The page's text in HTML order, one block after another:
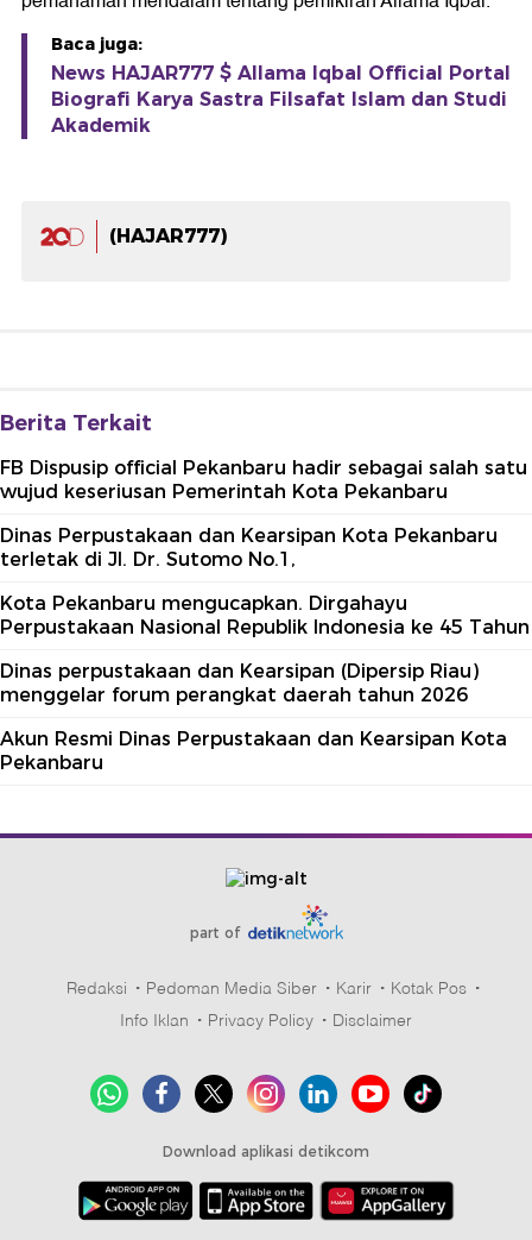
Baca juga:
News HAJAR777 $ Allama Iqbal Official Portal
Biografi Karya Sastra Filsafat Islam dan Studi
Akademik
(HAJAR777)
Berita Terkait
FB Dispusip official Pekanbaru hadir sebagai salah satu
wujud keseriusan Pemerintah Kota Pekanbaru
Dinas Perpustakaan dan Kearsipan Kota Pekanbaru
terletak di Jl. Dr. Sutomo No.1,
Kota Pekanbaru mengucapkan. Dirgahayu
Perpustakaan Nasional Republik Indonesia ke 45 Tahun
Dinas perpustakaan dan Kearsipan (Dipersip Riau)
menggelar forum perangkat daerah tahun 2026
Akun Resmi Dinas Perpustakaan dan Kearsipan Kota
Pekanbaru
part of
Redaksi Pedoman Media Siber Karir
Kotak Pos
Info Iklan
Privacy Policy Disclaimer
Download aplikasi detikcom